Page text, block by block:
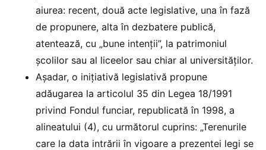
aiurea: recent, două acte legislative, una în fază
de propunere, alta în dezbatere publică,
atentează, cu „bune intenţii”, la patrimoniul
şcolilor sau al liceelor sau chiar al universităţilor.
Aşadar, o iniţiativă legislativă propune
adăugarea la articolul 35 din Legea 18/1991
privind Fondul funciar, republicată în 1998, a
alineatului (4), cu următorul cuprins: „Terenurile
care la data intrării în vigoare a prezentei legi se